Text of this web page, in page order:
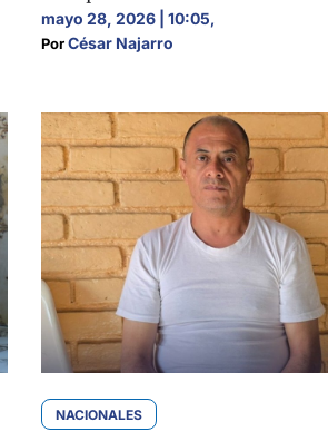
mayo 28, 2026 | 10:05,
Por César Najarro
NACIONALES